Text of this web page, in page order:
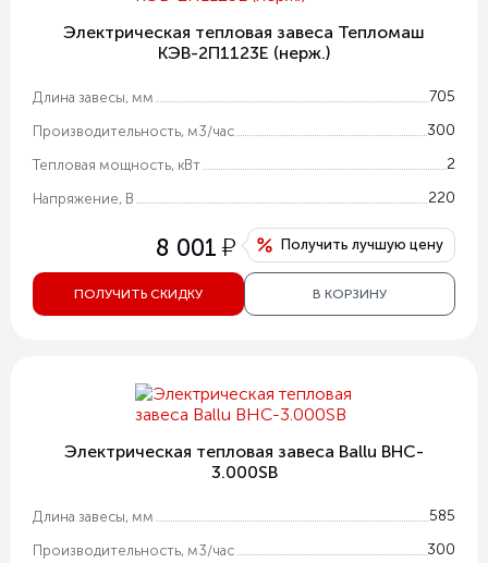
Электрическая тепловая завеса Тепломаш
КЭВ-2П1123Е (нерж.)
Длина завесы, мм 705
Производительность, м3/час 300
Тепловая мощность, кВт 2
Напряжение, В 220
8 001 у Получить лучшую цену
ПОЛУЧИТЬ СКИДКУ В КОРЗИНУ
Электрическая тепловая завеса Ballu BHC-
3.000SB
Длина завесы, мм 585
Производительность, м3/час 300